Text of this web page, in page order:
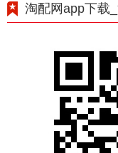
淘配网app下载